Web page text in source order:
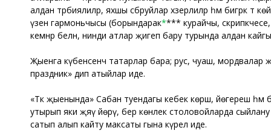
алдан тәрбиялиләр, яхшы сбруйлар хәзерлиләр һәм бигрәк тә
үзенә гармоньчысы (борындарак**** курайчы,
кемнәр белән, нинди атлар җигеп бару турында алдан
Җыенга күбенсенчә татарлар бара; рус, чуаш, мордвалар
праздник» дип атыйлар иде.
«Тәкә җыенында» Сабан туендагы кебек көрәш, йөгереш
утырып яки җәяү йөрү, бер көнлек столовойларда сыйлану
сатып алып кайту максаты гына күрелә иде.